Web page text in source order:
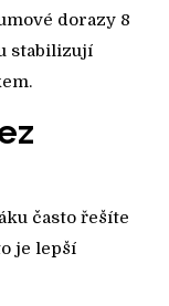
dorazy 8
stabilizují
často řešíte
je lepší